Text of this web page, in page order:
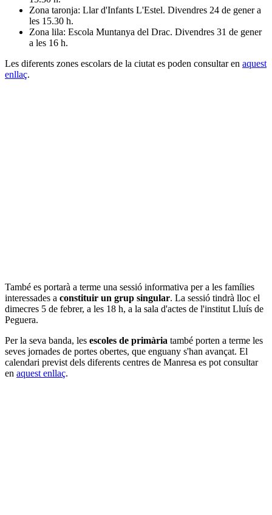
Zona taronja: Llar d'Infants L'Estel. Divendres 24 de gener a
les 15.30 h.
Zona lila: Escola Muntanya del Drac. Divendres 31 de gener
a les 16 h.
Les diferents zones escolars de la ciutat es poden consultar en aquest
enllaç.
També es portarà a terme una sessió informativa per a les famílies
interessades a constituir un grup singular. La sessió tindrà lloc el
dimecres 5 de febrer, a les 18 h, a la sala d'actes de l'institut Lluís de
Peguera.
Per la seva banda, les escoles de primària també porten a terme les
seves jornades de portes obertes, que enguany s'han avançat. El
calendari previst dels diferents centres de Manresa es pot consultar
en aquest enllaç.